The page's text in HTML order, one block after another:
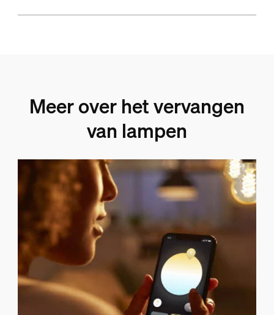
Meer over het vervangen
van lampen